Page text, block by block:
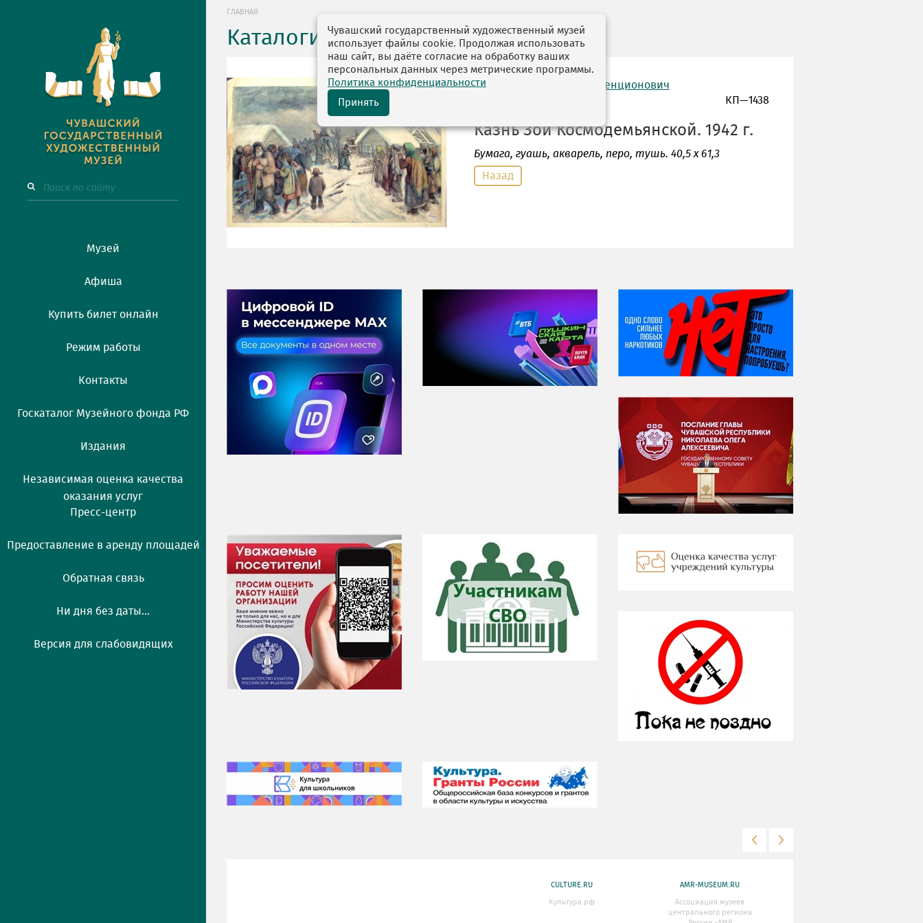
Музей
Афиша
Купить билет онлайн
Режим работы
Контакты
Госкаталог Музейного фонда РФ
Издания
Независимая оценка качества
оказания услуг
Пресс-центр
Предоставление в аренду площадей
Обратная связь
Ни дня без даты...
Версия для слабовидящих
ГЛАВНАЯ
Каталоги выставок
автор: Ингер Григорий Бенционович
КП—1438
Казнь Зои Космодемьянской. 1942 г.
Бумага, гуашь, акварель, перо, тушь. 40,5 х 61,3
Назад
НИ ДНЯ БЕЗ ДАТЫ...
07 августа
Я встретил вас – и
всё былое...
CULTURE.RU
Культура.рф
AMR-MUSEUM.RU
Ассоциация музеев
центрального региона
Чувашский государственный художественный музей
использует файлы cookie. Продолжая использовать
наш сайт, вы даёте согласие на обработку ваших
персональных данных через метрические программы.
Политика конфиденциальности
Принять